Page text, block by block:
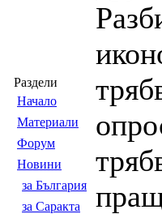
Раздели
Началo
Материали
Форум
Новини
за България
за Саракта